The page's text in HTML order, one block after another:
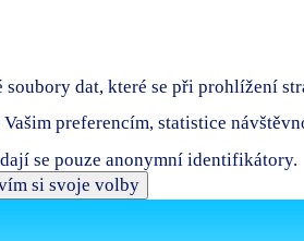
dat, které se při prohlížení
preferencím, statistice
se pouze anonymní identifikátory.
si svoje volby